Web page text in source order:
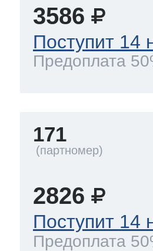
3586
Поступит 14
Предоплата
171
2826
Поступит 14
Предоплата